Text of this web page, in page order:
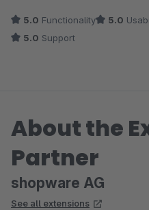
Vielen Dank dafür!
5.0 Functionality 5.0
5.0 Support
About the
Partner
shopware AG
See all extensions